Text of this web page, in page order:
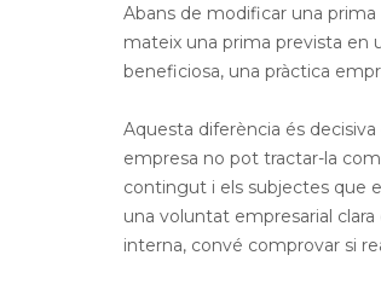
Abans de modificar una
mateix una prima prevista en
beneficiosa, una pràctica
Aquesta diferència és
empresa no pot tractar-la com
contingut i els subjectes que
una voluntat empresarial
interna, convé comprovar si